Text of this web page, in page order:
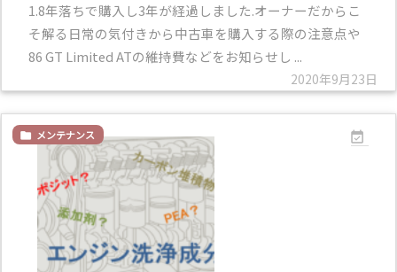
2020年9月23日
1.8年落ちで購入し3年が経過しました.オーナーだからこ
そ解る日常の気付きから中古車を購入する際の注意点や
86 GT Limited ATの維持費などをお知らせし ...

 メンテナンス